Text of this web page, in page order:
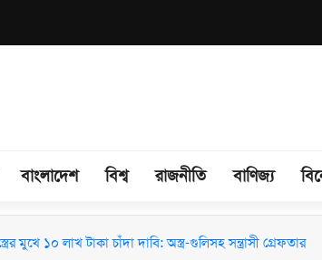
বাংলাদেশ বিশ্ব রাজনীতি বাণিজ্য
ও ঈদে মিলাদুন্নবী (সা.) উদযাপনে মতবিনিময় সভা অনুষ্ঠিত